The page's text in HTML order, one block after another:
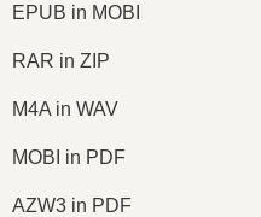
EPUB in MOBI
RAR in ZIP
M4A in WAV
MOBI in PDF
AZW3 in PDF